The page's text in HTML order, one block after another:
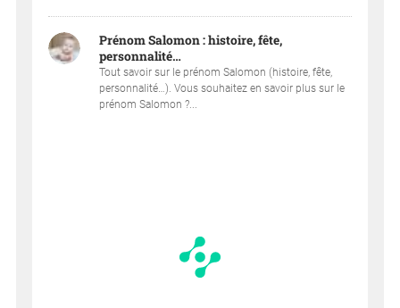
Prénom Salomon : histoire, fête,
personnalité…
Tout savoir sur le prénom Salomon (histoire, fête,
personnalité…). Vous souhaitez en savoir plus sur le
prénom Salomon ?...